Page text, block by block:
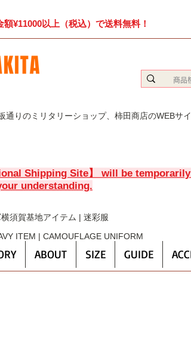
額¥11000以上（税込）で送料無料！
りのミリタリーショップ、柿田商店のWEBサイ
Shipping Site】 will be
understanding.
須賀基地アイテム | 迷彩服
ITEM | CAMOUFLAGE UNIFORM
ABOUT SIZE GUIDE